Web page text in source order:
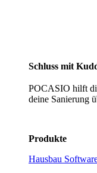
Schluss mit
POCASIO hilft
deine Sanierung
Produkte
Hausbau